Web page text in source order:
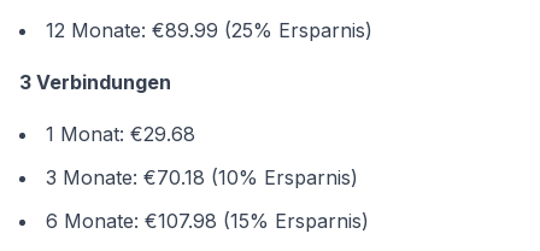
12 Monate: €89.99 (25% Ersparnis)
3 Verbindungen
1 Monat: €29.68
3 Monate: €70.18 (10% Ersparnis)
6 Monate: €107.98 (15% Ersparnis)